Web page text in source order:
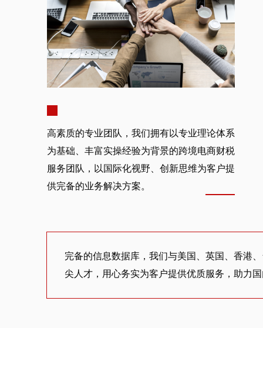
高素质的专业团队，我们拥有以专业理论体系
为基础、丰富实操经验为背景的跨境电商财税
服务团队，以国际化视野、创新思维为客户提
供完备的业务解决方案。
完备的信息数据库，我们与美国、英国、香港
尖人才，用心务实为客户提供优质服务，助力